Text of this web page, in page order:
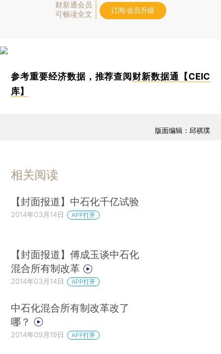
财新通会员
可畅读全文
订阅/会员升级
参考重要经济数据，推荐查阅 财新数据通【CEIC
库】
版面编辑：邱祺璞
相关阅读
【封面报道】中石化千亿试验
2014年03月14日 APP打开
【封面报道】傅成玉谈中石化
混合所有制改革
2014年03月14日 APP打开
中石化混合所有制改革改了
哪？
2014年09月19日 APP打开